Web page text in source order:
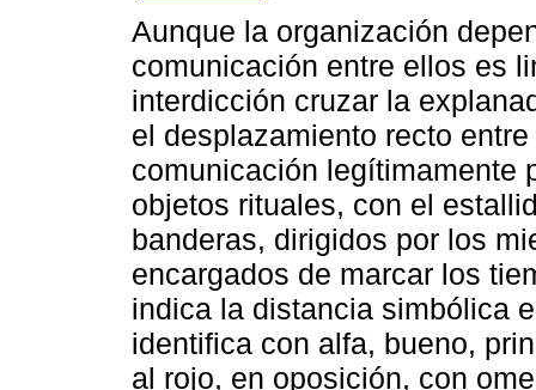
Aunque la organización
comunicación entre ellos es
interdicción cruzar la
el desplazamiento recto
comunicación legítimamente
objetos rituales, con el
banderas, dirigidos por los
encargados de marcar los
indica la distancia simbólica
identifica con alfa, bueno,
al rojo, en oposición, con